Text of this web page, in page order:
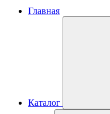
Главная
Каталог